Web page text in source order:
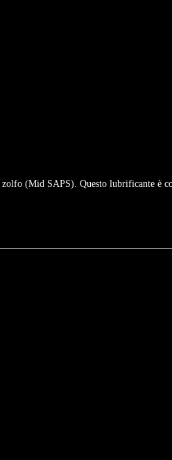
(Mid SAPS). Questo lubrificante è